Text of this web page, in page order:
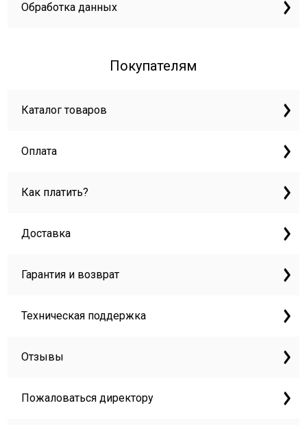
Обработка данных
Покупателям
Каталог товаров
Оплата
Как платить?
Доставка
Гарантия и возврат
Техническая поддержка
Отзывы
Пожаловаться директору